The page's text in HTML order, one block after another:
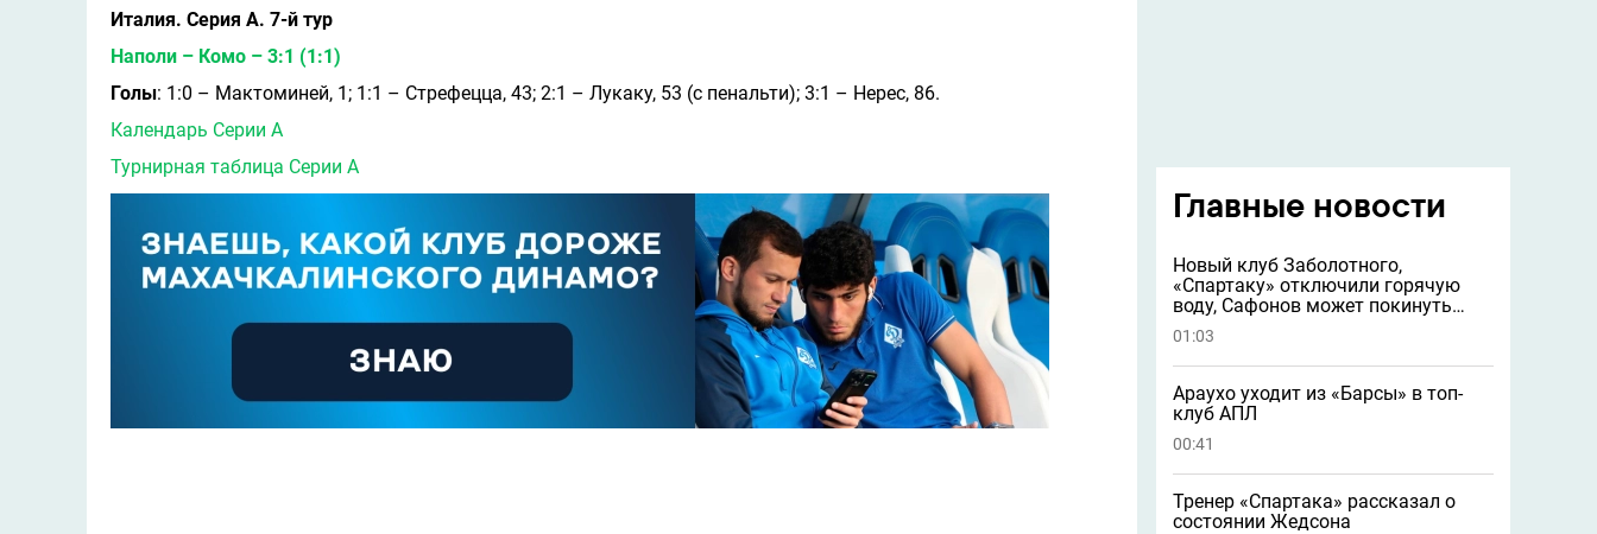
Италия. Серия А. 7-й тур
Наполи – Комо – 3:1 (1:1)
Голы: 1:0 – Мактоминей, 1; 1:1 – Стрефецца, 43; 2:1 – Лукаку, 53 (с пенальти); 3:1 – Нерес, 86.
Календарь Серии A
Турнирная таблица Серии A
Главные новости
Новый клуб Заболотного,
«Спартаку» отключили горячую
воду, Сафонов может покинуть
«ПСЖ» и другие новости
01:03
Араухо уходит из «Барсы» в топ-
клуб АПЛ
00:41
Тренер «Спартака» рассказал о
состоянии Жедсона